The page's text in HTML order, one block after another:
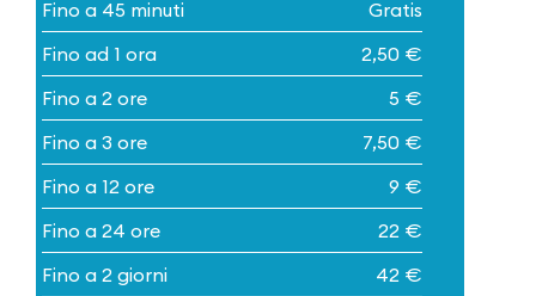
Fino a 45 minuti
Gratis
Fino ad 1 ora
2,50 €
Fino a 2 ore
5 €
Fino a 3 ore
7,50 €
Fino a 12 ore
9 €
Fino a 24 ore
22 €
Fino a 2 giorni
42 €